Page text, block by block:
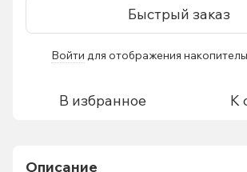
Быстрый заказ
Войти для отображения
В избранное К
Описание